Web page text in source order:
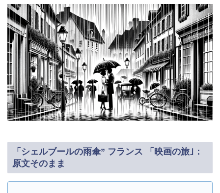
「シェルブールの雨傘” フランス 「映画の旅｣：
原文そのまま